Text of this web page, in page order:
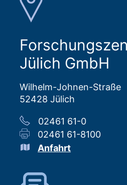
Jülich GmbH
Wilhelm-Johnen-Straße
52428 Jülich
02461 61-0
02461 61-8100
Anfahrt